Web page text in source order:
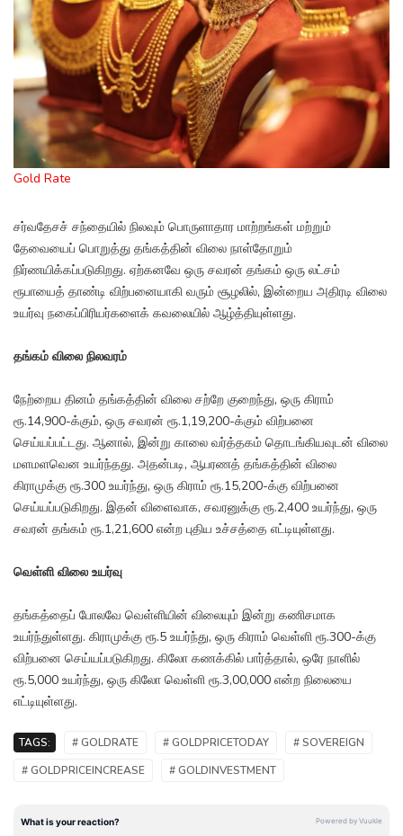
Gold Rate
சர்வதேசச் சந்தையில் நிலவும் பொருளாதார மாற்றங்கள் மற்றும்
தேவையைப் பொறுத்து தங்கத்தின் விலை நாள்தோறும்
நிர்ணயிக்கப்படுகிறது. ஏற்கனவே ஒரு சவரன் தங்கம் ஒரு லட்சம்
ரூபாயைத் தாண்டி விற்பனையாகி வரும் சூழலில், இன்றைய அதிரடி விலை
உயர்வு நகைப்பிரியர்களைக் கவலையில் ஆழ்த்தியுள்ளது.
தங்கம் விலை நிலவரம்
நேற்றைய தினம் தங்கத்தின் விலை சற்றே குறைந்து, ஒரு கிராம்
ரூ.14,900-க்கும், ஒரு சவரன் ரூ.1,19,200-க்கும் விற்பனை
செய்யப்பட்டது. ஆனால், இன்று காலை வர்த்தகம் தொடங்கியவுடன் விலை
மளமளவென உயர்ந்தது. அதன்படி, ஆபரணத் தங்கத்தின் விலை
கிராமுக்கு ரூ.300 உயர்ந்து, ஒரு கிராம் ரூ.15,200-க்கு விற்பனை
செய்யப்படுகிறது. இதன் விளைவாக, சவரனுக்கு ரூ.2,400 உயர்ந்து, ஒரு
சவரன் தங்கம் ரூ.1,21,600 என்ற புதிய உச்சத்தை எட்டியுள்ளது.
வெள்ளி விலை உயர்வு
தங்கத்தைப் போலவே வெள்ளியின் விலையும் இன்று கணிசமாக
உயர்ந்துள்ளது. கிராமுக்கு ரூ.5 உயர்ந்து, ஒரு கிராம் வெள்ளி ரூ.300-க்கு
விற்பனை செய்யப்படுகிறது. கிலோ கணக்கில் பார்த்தால், ஒரே நாளில்
ரூ.5,000 உயர்ந்து, ஒரு கிலோ வெள்ளி ரூ.3,00,000 என்ற நிலையை
எட்டியுள்ளது.
TAGS: # GOLDRATE # GOLDPRICETODAY
# SOVEREIGN
# GOLDPRICEINCREASE
# GOLDINVESTMENT